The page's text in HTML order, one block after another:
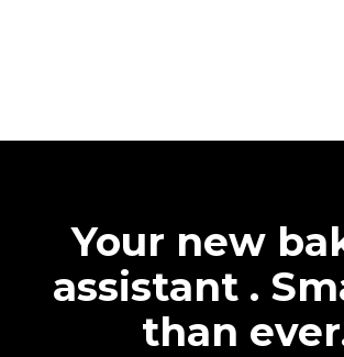
Your new
assistant .
than